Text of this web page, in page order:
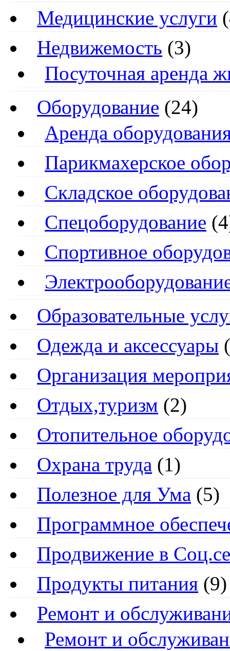
Медицинские услуги
Недвижемость (3)
Посуточная аренда
Оборудование (24)
Аренда
Парикмахерское
Складское
Спецоборудование
Спортивное
Образовательные
Одежда и аксессуары
Организация
Отдых,туризм (2)
Отопительное
Охрана труда (1)
Полезное для Ума (5)
Программное
Продвижение в
Продукты питания (9)
Ремонт и
Ремонт и